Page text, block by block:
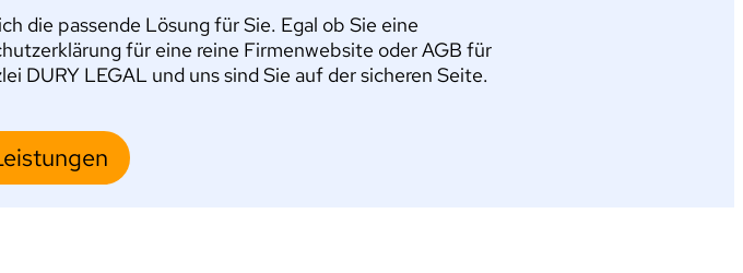
die passende Lösung für Sie. Egal ob Sie eine
für eine reine Firmenwebsite oder AGB für
DURY LEGAL und uns sind Sie auf der sicheren Seite.